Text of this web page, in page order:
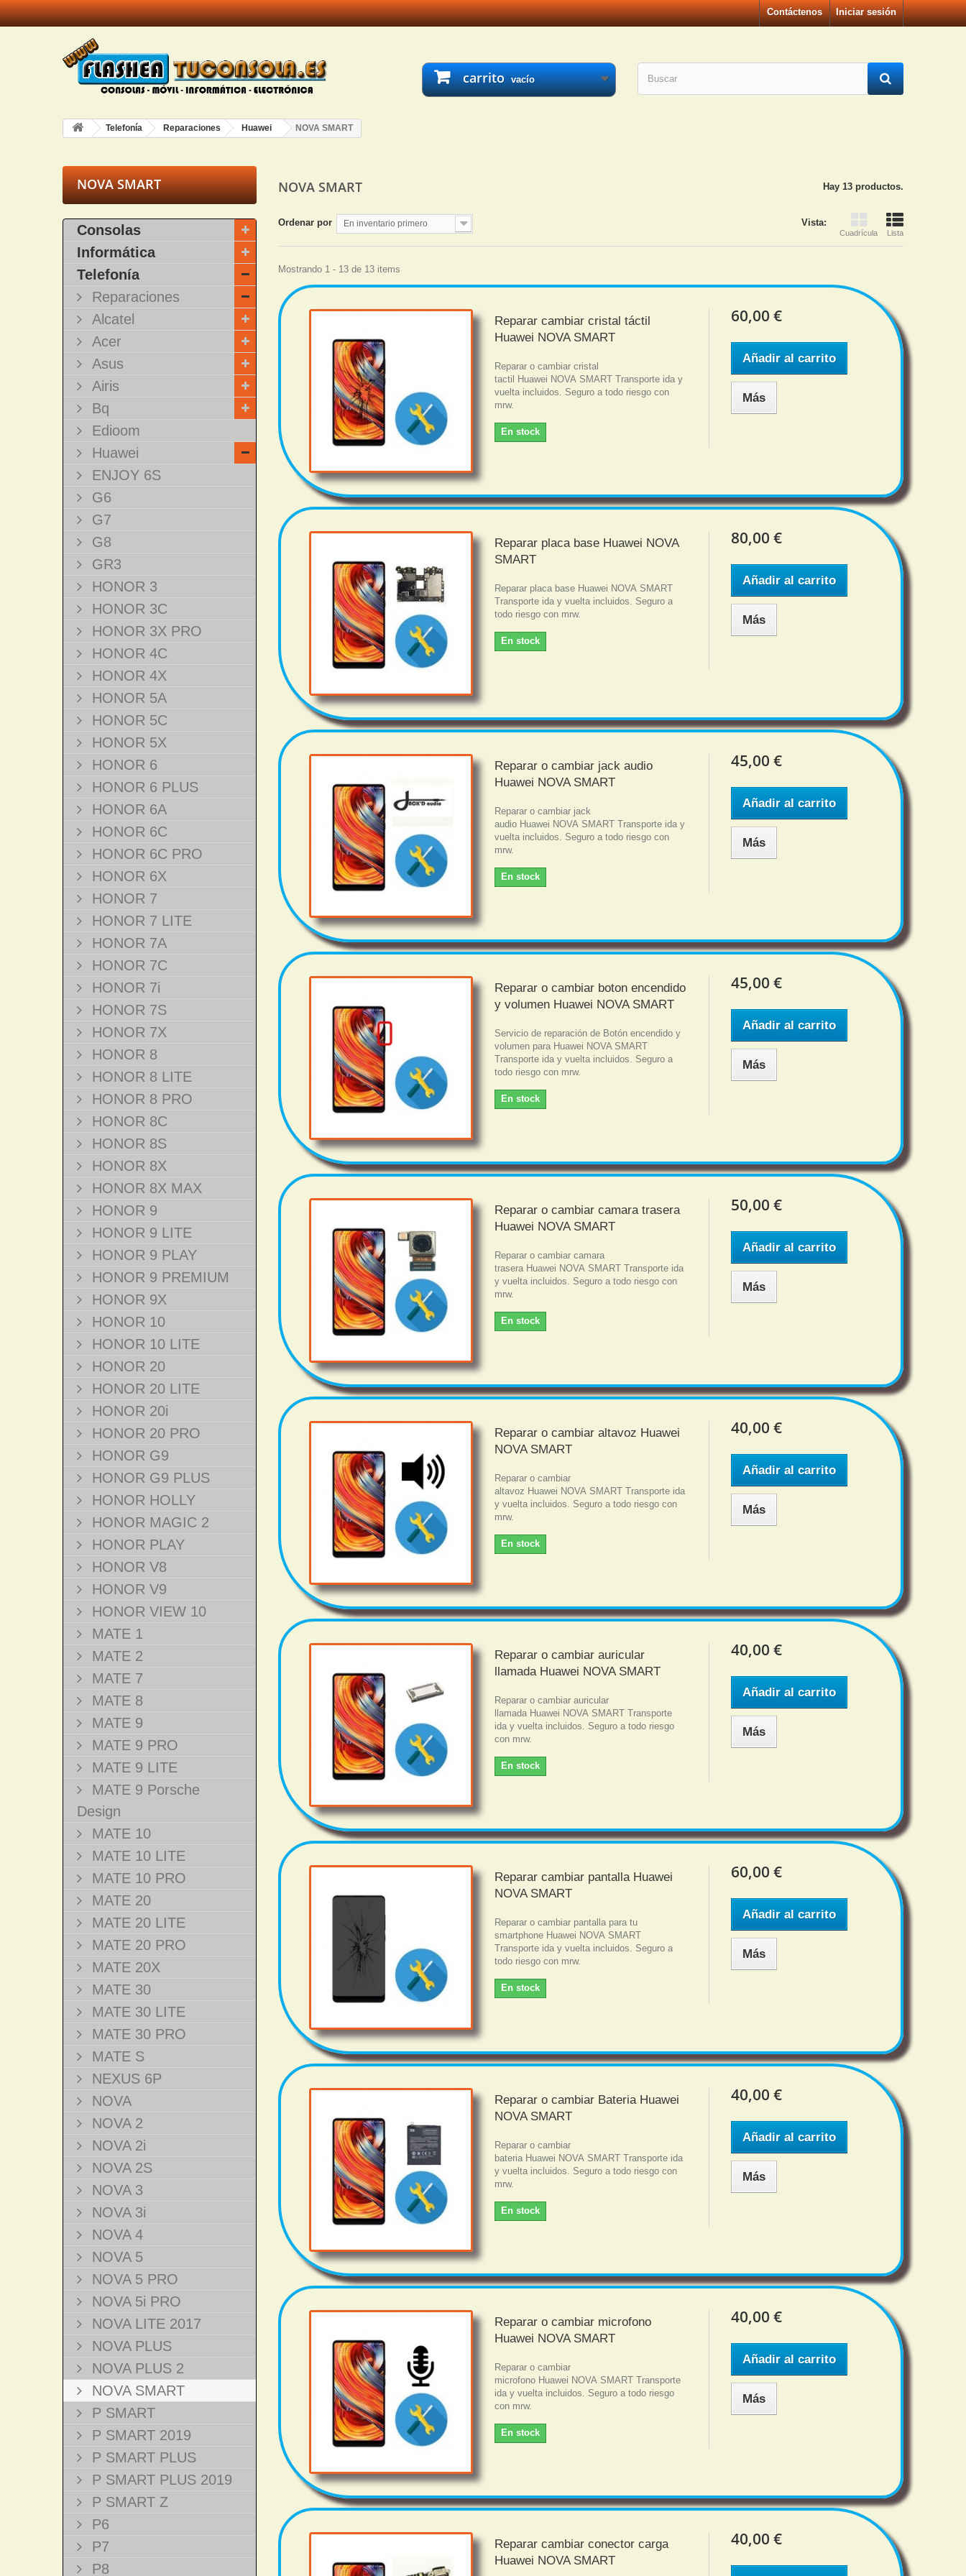
Iniciar sesión
Contáctenos
carrito vacío
Telefonía Reparaciones Huawei NOVA SMART
NOVA SMART
Consolas
Informática
Telefonía
Reparaciones
Alcatel
Acer
Asus
Airis
Bq
Edioom
Huawei
ENJOY 6S
G6
G7
G8
GR3
HONOR 3
HONOR 3C
HONOR 3X PRO
HONOR 4C
HONOR 4X
HONOR 5A
HONOR 5C
HONOR 5X
HONOR 6
HONOR 6 PLUS
HONOR 6A
HONOR 6C
HONOR 6C PRO
HONOR 6X
HONOR 7
HONOR 7 LITE
HONOR 7A
HONOR 7C
HONOR 7i
HONOR 7S
HONOR 7X
HONOR 8
HONOR 8 LITE
HONOR 8 PRO
HONOR 8C
HONOR 8S
HONOR 8X
HONOR 8X MAX
HONOR 9
HONOR 9 LITE
HONOR 9 PLAY
HONOR 9 PREMIUM
HONOR 9X
HONOR 10
HONOR 10 LITE
HONOR 20
HONOR 20 LITE
HONOR 20i
HONOR 20 PRO
HONOR G9
HONOR G9 PLUS
HONOR HOLLY
HONOR MAGIC 2
HONOR PLAY
HONOR V8
HONOR V9
HONOR VIEW 10
MATE 1
MATE 2
MATE 7
MATE 8
MATE 9
MATE 9 PRO
MATE 9 LITE
MATE 9 Porsche
Design
MATE 10
MATE 10 LITE
MATE 10 PRO
MATE 20
MATE 20 LITE
MATE 20 PRO
MATE 20X
MATE 30
MATE 30 LITE
MATE 30 PRO
MATE S
NEXUS 6P
NOVA
NOVA 2
NOVA 2i
NOVA 2S
NOVA 3
NOVA 3i
NOVA 4
NOVA 5
NOVA 5 PRO
NOVA 5i PRO
NOVA LITE 2017
NOVA PLUS
NOVA PLUS 2
NOVA SMART
P SMART
P SMART 2019
P SMART PLUS
P SMART PLUS 2019
P SMART Z
P6
P7
P8
NOVA SMART Hay 13 productos.
Vista:
Cuadrícula Lista
Ordenar por En inventario primero
Mostrando 1 - 13 de 13 items
Reparar cambiar cristal táctil
Huawei NOVA SMART
Reparar o cambiar cristal
tactil Huawei NOVA SMART Transporte ida y
vuelta incluidos. Seguro a todo riesgo con
mrw.
En stock
60,00 €
Añadir al carrito
Más
Reparar placa base Huawei NOVA
SMART
Reparar placa base Huawei NOVA SMART
Transporte ida y vuelta incluidos. Seguro a
todo riesgo con mrw.
En stock
80,00 €
Añadir al carrito
Más
Reparar o cambiar jack audio
Huawei NOVA SMART
Reparar o cambiar jack
audio Huawei NOVA SMART Transporte ida y
vuelta incluidos. Seguro a todo riesgo con
mrw.
En stock
45,00 €
Añadir al carrito
Más
Reparar o cambiar boton encendido
y volumen Huawei NOVA SMART
Servicio de reparación de Botón encendido y
volumen para Huawei NOVA SMART
Transporte ida y vuelta incluidos. Seguro a
todo riesgo con mrw.
En stock
45,00 €
Añadir al carrito
Más
Reparar o cambiar camara trasera
Huawei NOVA SMART
Reparar o cambiar camara
trasera Huawei NOVA SMART Transporte ida
y vuelta incluidos. Seguro a todo riesgo con
mrw.
En stock
50,00 €
Añadir al carrito
Más
Reparar o cambiar altavoz Huawei
NOVA SMART
Reparar o cambiar
altavoz Huawei NOVA SMART Transporte ida
y vuelta incluidos. Seguro a todo riesgo con
mrw.
En stock
40,00 €
Añadir al carrito
Más
Reparar o cambiar auricular
llamada Huawei NOVA SMART
Reparar o cambiar auricular
llamada Huawei NOVA SMART Transporte
ida y vuelta incluidos. Seguro a todo riesgo
con mrw.
En stock
40,00 €
Añadir al carrito
Más
Reparar cambiar pantalla Huawei
NOVA SMART
Reparar o cambiar pantalla para tu
smartphone Huawei NOVA SMART
Transporte ida y vuelta incluidos. Seguro a
todo riesgo con mrw.
En stock
60,00 €
Añadir al carrito
Más
Reparar o cambiar Bateria Huawei
NOVA SMART
Reparar o cambiar
bateria Huawei NOVA SMART Transporte ida
y vuelta incluidos. Seguro a todo riesgo con
mrw.
En stock
40,00 €
Añadir al carrito
Más
Reparar o cambiar microfono
Huawei NOVA SMART
Reparar o cambiar
microfono Huawei NOVA SMART Transporte
ida y vuelta incluidos. Seguro a todo riesgo
con mrw.
En stock
40,00 €
Añadir al carrito
Más
Reparar cambiar conector carga
Huawei NOVA SMART
40,00 €